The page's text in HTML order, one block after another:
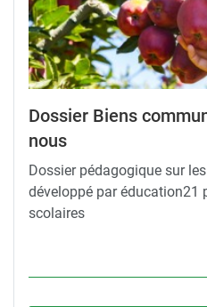
Dossier Biens
nous
Dossier pédagogique sur
développé par éducation21
scolaires